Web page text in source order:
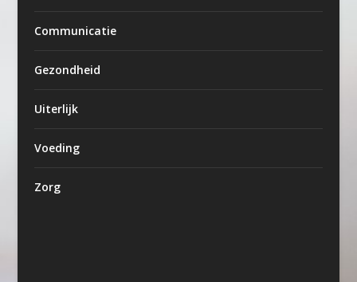
Communicatie
Gezondheid
Uiterlijk
Voeding
Zorg